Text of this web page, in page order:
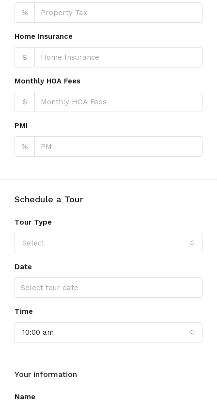
%
Home Insurance
$
Monthly HOA Fees
$
PMI
%
Schedule a Tour
Tour Type
Select
Date
Time
10:00 am
Your information
Name